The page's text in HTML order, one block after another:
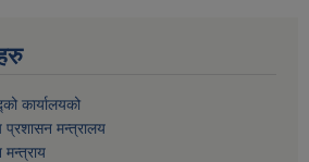
कार्यालयको
प्रशासन मन्त्रालय